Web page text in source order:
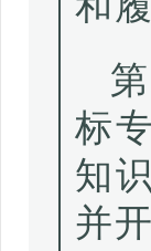
标
知
并